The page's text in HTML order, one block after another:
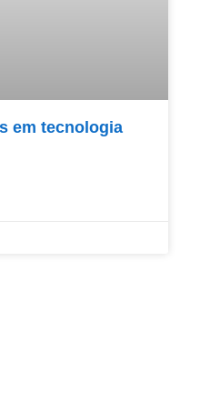
em tecnologia